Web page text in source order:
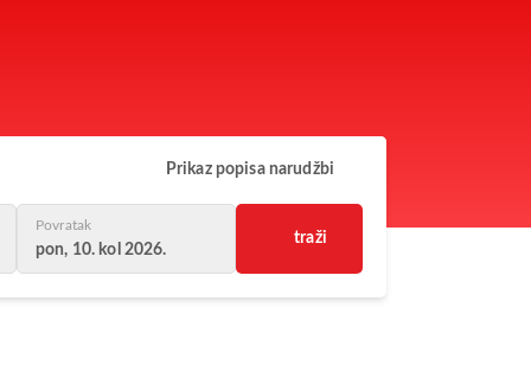
Prikaz popisa narudžbi
Povratak
pon, 10. kol 2026.
traži